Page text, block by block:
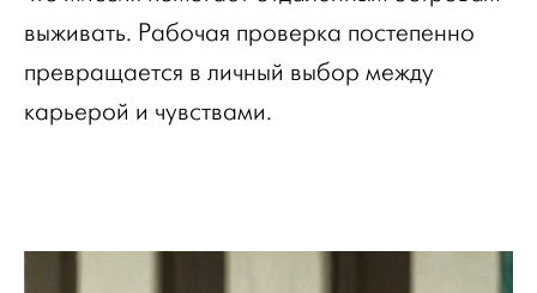
выживать. Рабочая проверка постепенно
превращается в личный выбор между
карьерой и чувствами.